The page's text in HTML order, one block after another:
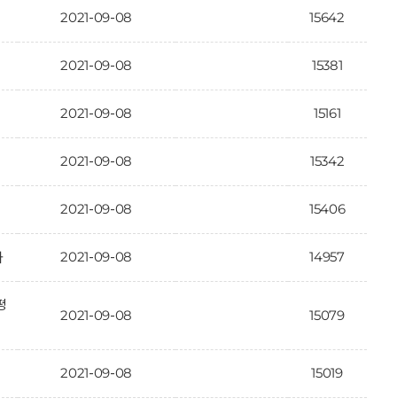
2021-09-08 15642
2021-09-08 15381
2021-09-08 15161
2021-09-08 15342
2021-09-08 15406
2021-09-08 14957
2021-09-08 15079
2021-09-08 15019